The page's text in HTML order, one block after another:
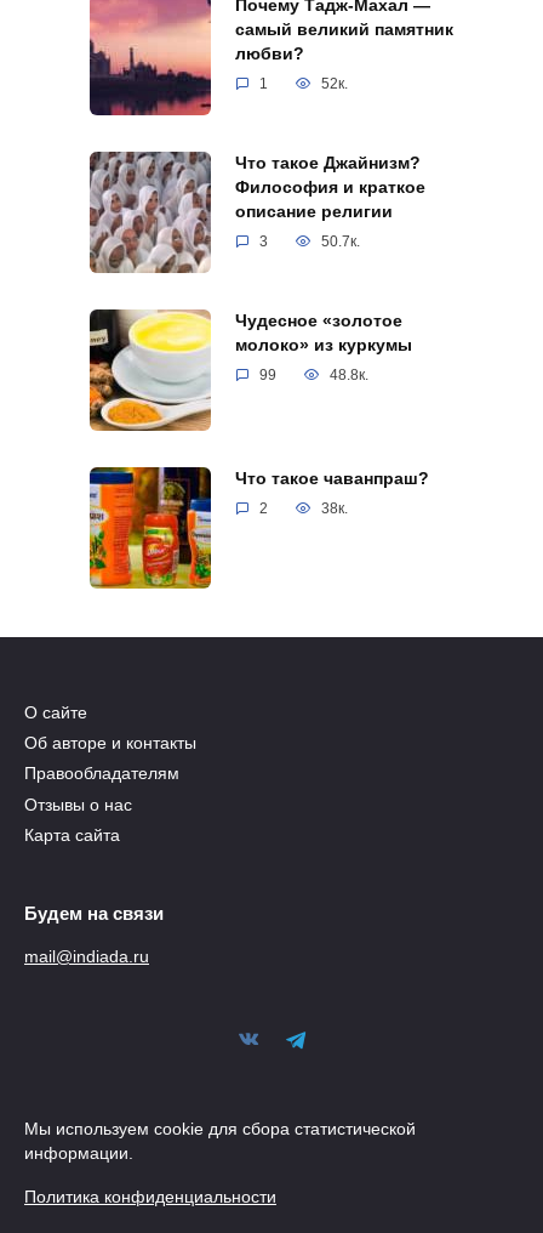
Почему Тадж-Махал —
самый великий памятник
любви?
1 52к.
Что такое Джайнизм?
Философия и краткое
описание религии
3 50.7к.
Чудесное «золотое
молоко» из куркумы
99 48.8к.
Что такое чаванпраш?
2 38к.
О сайте
Об авторе и контакты
Правообладателям
Отзывы о нас
Карта сайта
Будем на связи
mail@indiada.ru
Мы используем cookie для сбора статистической
информации.
Политика конфиденциальности